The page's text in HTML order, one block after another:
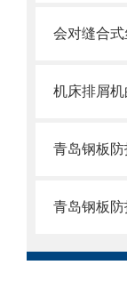
机床排屑
青岛钢板